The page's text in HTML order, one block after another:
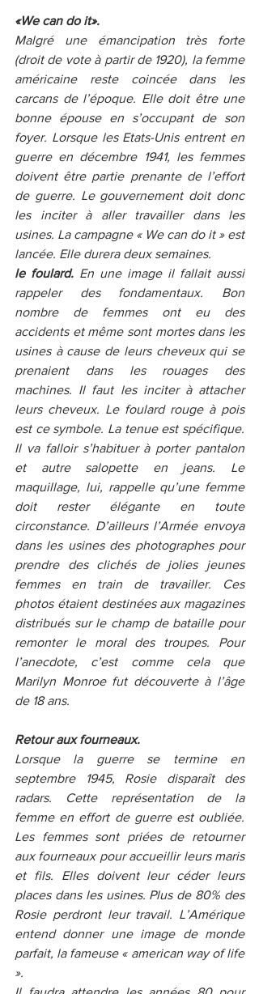
«We can do it».
Malgré une émancipation très forte
(droit de vote à partir de 1920), la femme
américaine reste coincée dans les
carcans de l’époque. Elle doit être une
bonne épouse en s’occupant de son
foyer. Lorsque les Etats-Unis entrent en
guerre en décembre 1941, les femmes
doivent être partie prenante de l’effort
de guerre. Le gouvernement doit donc
les inciter à aller travailler dans les
usines. La campagne « We can do it » est
lancée. Elle durera deux semaines.
le foulard. En une image il fallait aussi
rappeler des fondamentaux. Bon
nombre de femmes ont eu des
accidents et même sont mortes dans les
usines à cause de leurs cheveux qui se
prenaient dans les rouages des
machines. Il faut les inciter à attacher
leurs cheveux. Le foulard rouge à pois
est ce symbole. La tenue est spécifique.
Il va falloir s’habituer à porter pantalon
et autre salopette en jeans. Le
maquillage, lui, rappelle qu’une femme
doit rester élégante en toute
circonstance. D’ailleurs l’Armée envoya
dans les usines des photographes pour
prendre des clichés de jolies jeunes
femmes en train de travailler. Ces
photos étaient destinées aux magazines
distribués sur le champ de bataille pour
remonter le moral des troupes. Pour
l’anecdote, c’est comme cela que
Marilyn Monroe fut découverte à l’âge
de 18 ans.
Retour aux fourneaux.
Lorsque la guerre se termine en
septembre 1945, Rosie disparaît des
radars. Cette représentation de la
femme en effort de guerre est oubliée.
Les femmes sont priées de retourner
aux fourneaux pour accueillir leurs maris
et fils. Elles doivent leur céder leurs
places dans les usines. Plus de 80% des
Rosie perdront leur travail. L’Amérique
entend donner une image de monde
parfait, la fameuse « american way of life
».